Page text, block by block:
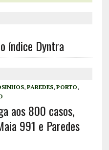
índice Dyntra
, PAREDES, PORTO,
aos 800 casos,
991 e Paredes